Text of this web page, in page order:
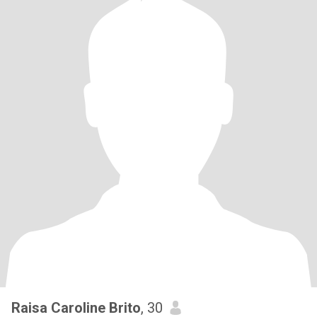
Raisa Caroline Brito, 30